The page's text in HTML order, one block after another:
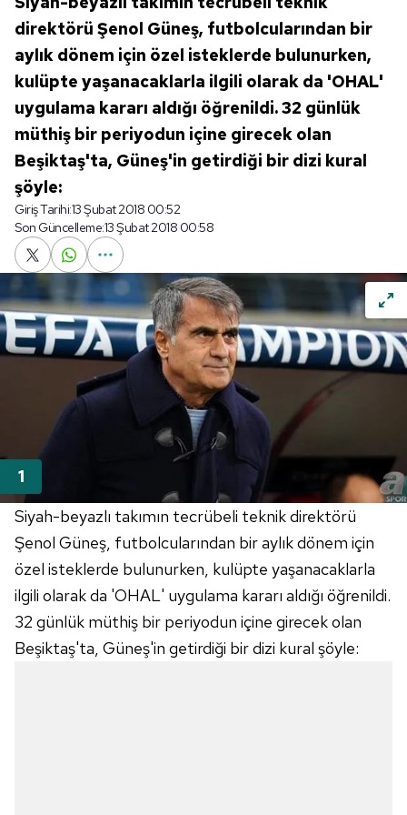
direktörü Şenol Güneş, futbolcularından bir
aylık dönem için özel isteklerde bulunurken,
kulüpte yaşanacaklarla ilgili olarak da 'OHAL'
uygulama kararı aldığı öğrenildi. 32 günlük
müthiş bir periyodun içine girecek olan
Beşiktaş'ta, Güneş'in getirdiği bir dizi kural
şöyle:
Giriş Tarihi:13 Şubat 2018 00:52
Son Güncelleme:13 Şubat 2018 00:58
Siyah-beyazlı takımın tecrübeli teknik direktörü
Şenol Güneş, futbolcularından bir aylık dönem için
özel isteklerde bulunurken, kulüpte yaşanacaklarla
ilgili olarak da 'OHAL' uygulama kararı aldığı öğrenildi.
32 günlük müthiş bir periyodun içine girecek olan
Beşiktaş'ta, Güneş'in getirdiği bir dizi kural şöyle: